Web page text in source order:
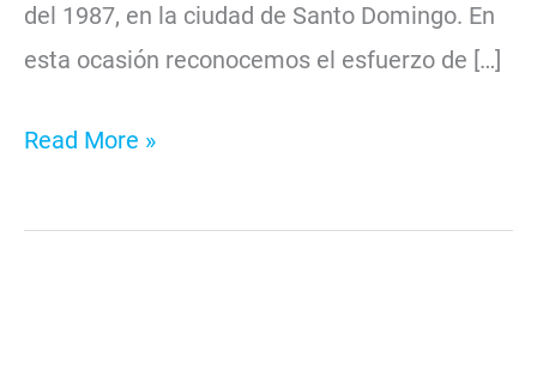
del 1987, en la ciudad de Santo Domingo. En
esta ocasión reconocemos el esfuerzo de […]
Read More »